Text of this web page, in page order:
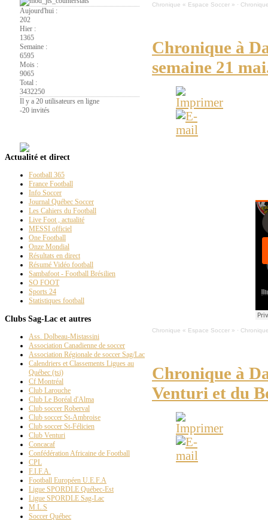
Aujourd'hui :
202
Hier :
1365
Semaine :
6595
Mois :
9065
Total :
3432250
Il y a 20 utilisateurs en ligne
-20 invités
Chronique « Espace Soccer » ·
Chronique à
semaine 21
Chronique « Espace Soccer » ·
Chronique à
Venturi et du
Actualité et direct
Football 365
France Football
Info Soccer
Journal Québec Soccer
Les Cahiers du Football
Live Foot , actualité
MESSI officiel
One Football
Onze Mondial
Résultats en direct
Résumé Vidéo football
Sambafoot - Football Brésilien
SO FOOT
Sports 24
Statistiques football
Clubs Sag-Lac et autres
Ass. Dolbeau-Mistassini
Association Canadienne de soccer
Association Régionale de soccer Sag/Lac
Calendriers et Classements Ligues au
Québec (tsi)
Cf Montréal
Club Larouche
Club Le Boréal d'Alma
Club soccer Roberval
Club soccer St-Ambroise
Club soccer St-Félicien
Club Venturi
Concacaf
Confédération Africaine de Football
CPL
F.I.F.A.
Football Européen U.E.F.A
Ligue SPORDLE Québec-Est
Ligue SPORDLE Sag-Lac
M.L.S
Soccer Québec